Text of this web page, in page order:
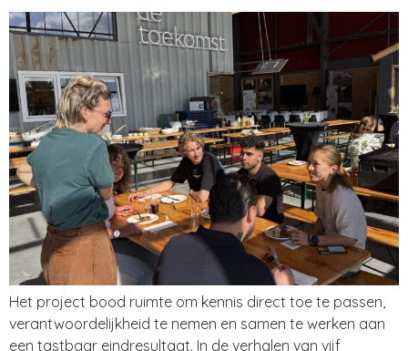
Het project bood ruimte om kennis direct toe te passen,
verantwoordelijkheid te nemen en samen te werken aan
een tastbaar eindresultaat. In de verhalen van vijf